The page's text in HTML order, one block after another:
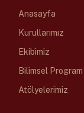
Anasayfa
Kurullarımız
Ekibimiz
Bilimsel Program
Atölyelerimiz